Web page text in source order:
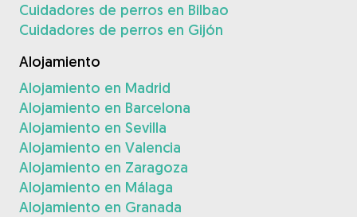
Cuidadores de perros en Bilbao
Cuidadores de perros en Gijón
Alojamiento
Alojamiento en Madrid
Alojamiento en Barcelona
Alojamiento en Sevilla
Alojamiento en Valencia
Alojamiento en Zaragoza
Alojamiento en Málaga
Alojamiento en Granada